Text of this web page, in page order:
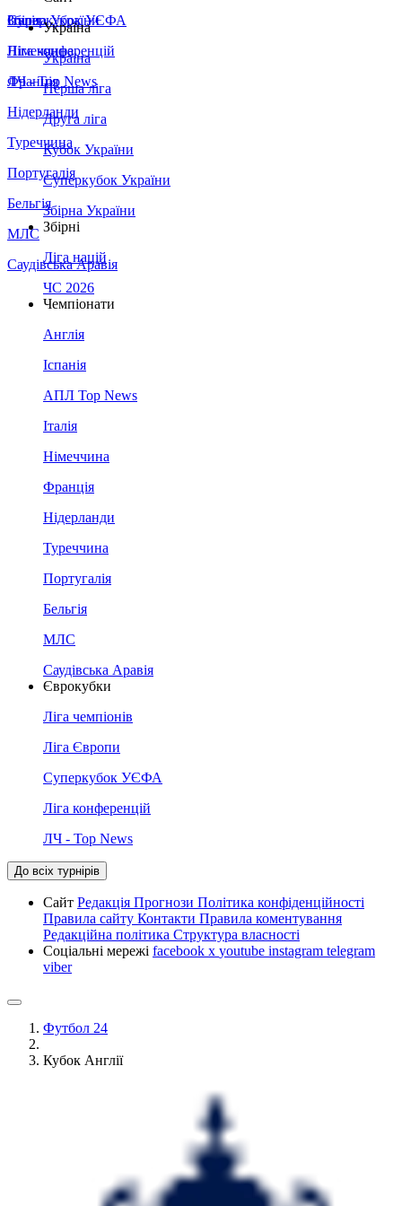
Збірна України
Італія
Німеччина
Франція
Нідерланди
Туреччина
Португалія
Бельгія
МЛС
Саудівська Аравія
Суперкубок УЄФА
Ліга конференцій
ЛЧ - Top News
Україна
Україна
Перша ліга
Друга ліга
Кубок України
Суперкубок України
Збірна України
Збірні
Ліга націй
ЧС 2026
Чемпіонати
Англія
Іспанія
АПЛ Top News
Італія
Німеччина
Франція
Нідерланди
Туреччина
Португалія
Бельгія
МЛС
Саудівська Аравія
Єврокубки
Ліга чемпіонів
Ліга Європи
Суперкубок УЄФА
Ліга конференцій
ЛЧ - Top News
До всіх турнірів
Сайт Редакція Прогнози Політика конфіденційності
Правила сайту Контакти Правила коментування
Редакційна політика Структура власності
Соціальні мережі facebook x youtube instagram telegram
viber
Футбол 24
Кубок Англії